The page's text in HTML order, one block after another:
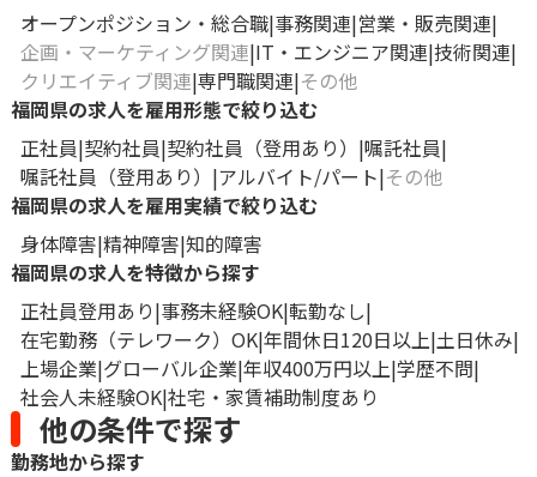
オープンポジション・総合職 事務関連 営業・販売関連
企画・マーケティング関連 IT・エンジニア関連 技術関連
クリエイティブ関連 専門職関連 その他
福岡県の求人を雇用形態で絞り込む
正社員 契約社員 契約社員（登用あり）
嘱託社員
嘱託社員（登用あり）
アルバイト/パート その他
福岡県の求人を雇用実績で絞り込む
身体障害 精神障害 知的障害
福岡県の求人を特徴から探す
正社員登用あり 事務未経験OK 転勤なし
在宅勤務（テレワーク）OK 年間休日120日以上 土日休み
上場企業 グローバル企業 年収400万円以上 学歴不問
社会人未経験OK 社宅・家賃補助制度あり
他の条件で探す
勤務地から探す